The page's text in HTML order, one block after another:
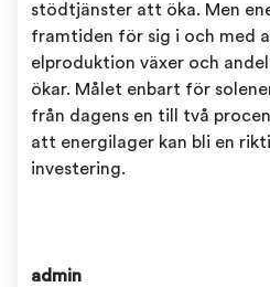
stödtjänster att öka. Men
framtiden för sig i och med
elproduktion växer och
ökar. Målet enbart för
från dagens en till två
att energilager kan bli en
investering.
admin